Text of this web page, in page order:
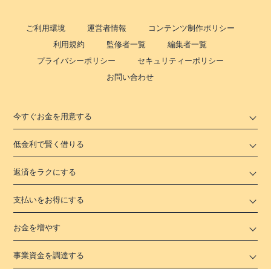
ご利用環境 運営者情報
コンテンツ制作ポリシー
利用規約
監修者一覧
編集者一覧
プライバシーポリシー
セキュリティーポリシー
お問い合わせ
今すぐお金を用意する
低金利で賢く借りる
返済をラクにする
支払いをお得にする
お金を増やす
事業資金を調達する